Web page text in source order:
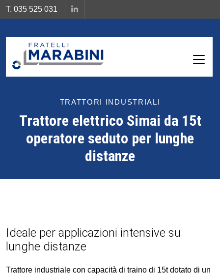
T. 035 525 031
< Torna indietro
TRATTORI INDUSTRIALI
Trattore elettrico Simai da 15t
operatore seduto per lunghe
distanze
Ideale per applicazioni intensive su
lunghe distanze
Trattore industriale con capacità di traino di 15t dotato di un